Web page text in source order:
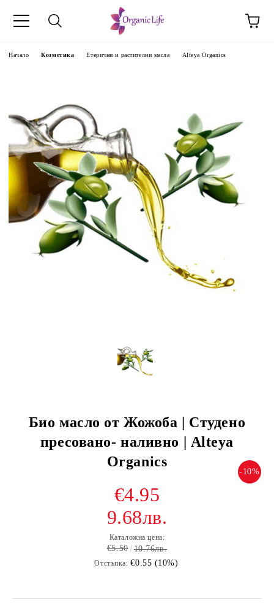
Начало Козметика Етерични и растителни масла Alteya Organics
Био масло от Жожоба | Студено
пресовано- наливно | Alteya
Organics
-10%
€4.95
9.68лв.
Каталожна цена:
€5.50 10.76лв.
Отстъпка: €0.55 (10%)